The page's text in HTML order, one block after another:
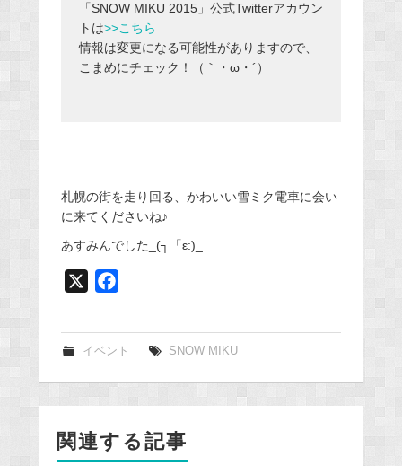
「SNOW MIKU 2015」公式Twitterアカウン
トは>>こちら
情報は変更になる可能性がありますので、
こまめにチェック！（｀・ω・´）
札幌の街を走り回る、かわいい雪ミク電車に会い
に来てくださいね♪
あすみんでした_(┐「ε:)_
e
k
イベント SNOW MIKU
関連する記事